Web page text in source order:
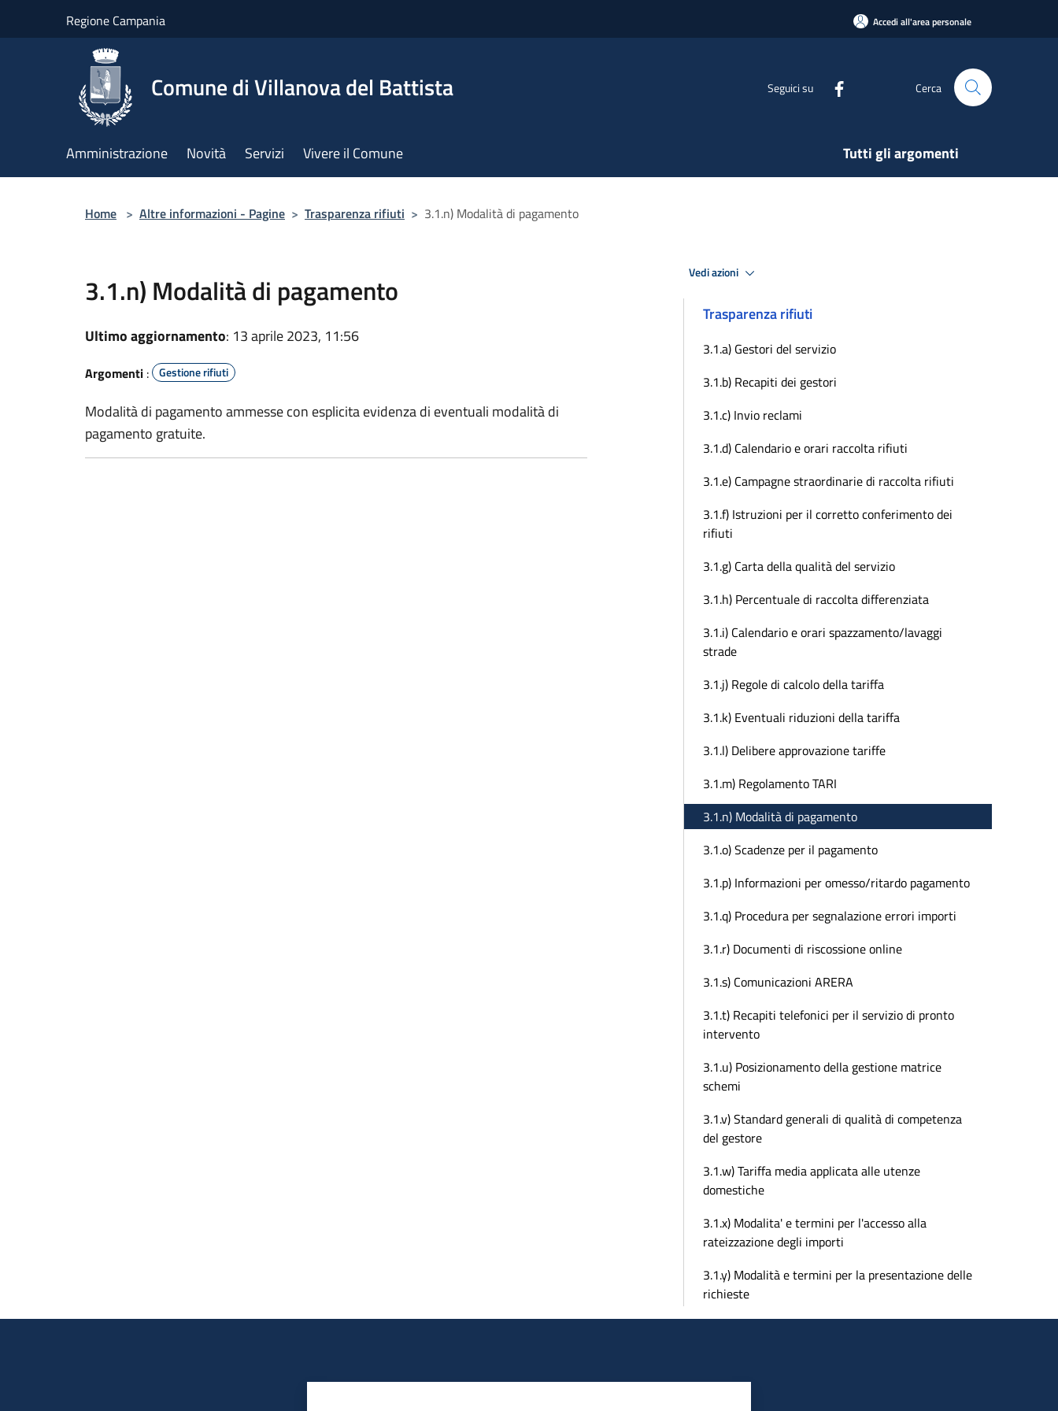
Regione Campania Accedi all'area personale
Comune di Villanova del Battista Seguici su Cerca
Amministrazione Novità Servizi Vivere il Comune Tutti gli argomenti
Home > Altre informazioni - Pagine > Trasparenza rifiuti > 3.1.n) Modalità di pagamento
3.1.n) Modalità di pagamento
Ultimo aggiornamento: 13 aprile 2023, 11:56
Argomenti : Gestione rifiuti
Modalità di pagamento ammesse con esplicita evidenza di eventuali modalità di
pagamento gratuite.
Vedi azioni
Trasparenza rifiuti
3.1.a) Gestori del servizio
3.1.b) Recapiti dei gestori
3.1.c) Invio reclami
3.1.d) Calendario e orari raccolta rifiuti
3.1.e) Campagne straordinarie di raccolta rifiuti
3.1.f) Istruzioni per il corretto conferimento dei
rifiuti
3.1.g) Carta della qualità del servizio
3.1.h) Percentuale di raccolta differenziata
3.1.i) Calendario e orari spazzamento/lavaggi
strade
3.1.j) Regole di calcolo della tariffa
3.1.k) Eventuali riduzioni della tariffa
3.1.l) Delibere approvazione tariffe
3.1.m) Regolamento TARI
3.1.n) Modalità di pagamento
3.1.o) Scadenze per il pagamento
3.1.p) Informazioni per omesso/ritardo pagamento
3.1.q) Procedura per segnalazione errori importi
3.1.r) Documenti di riscossione online
3.1.s) Comunicazioni ARERA
3.1.t) Recapiti telefonici per il servizio di pronto
intervento
3.1.u) Posizionamento della gestione matrice
schemi
3.1.v) Standard generali di qualità di competenza
del gestore
3.1.w) Tariffa media applicata alle utenze
domestiche
3.1.x) Modalita' e termini per l'accesso alla
rateizzazione degli importi
3.1.y) Modalità e termini per la presentazione delle
richieste